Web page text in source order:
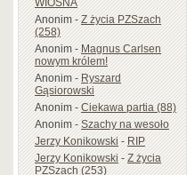
WIOSNA
Anonim-Z życia PZSzach
(258)
Anonim-Magnus Carlsen
nowym królem!
Anonim-Ryszard
Gąsiorowski
Anonim-Ciekawa partia (88)
Anonim-Szachy na wesoło
Jerzy Konikowski-RIP
Jerzy Konikowski-Z życia
PZSzach (253)